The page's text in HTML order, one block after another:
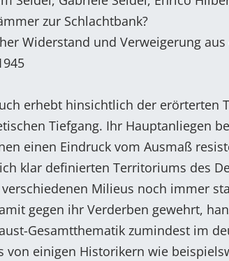
zur Schlachtbank?
Widerstand und Verweigerung
erhebt hinsichtlich der erörterten
Tiefgang. Ihr Hauptanliegen
einen Eindruck vom Ausmaß
klar definierten Territoriums des
Milieus noch immer
gegen ihr Verderben gewehrt,
Gesamtthematik zumindest im
von einigen Historikern wie